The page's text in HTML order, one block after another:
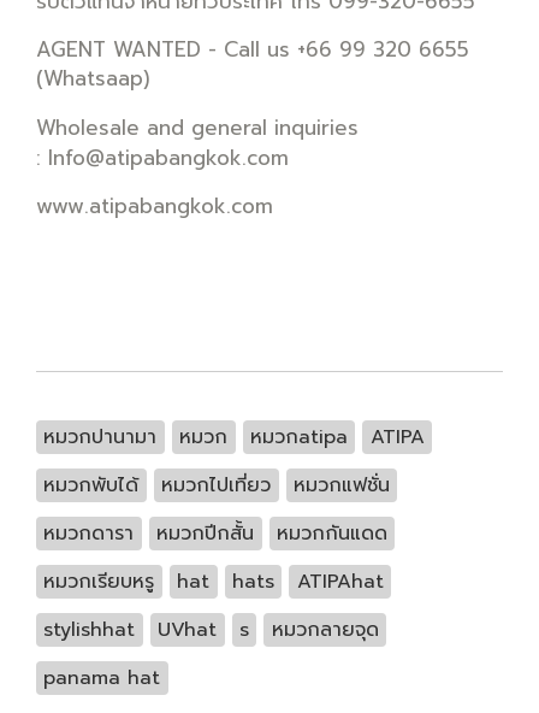
AGENT WANTED - Call us +66 99 320 6655
(Whatsaap)
Wholesale and general inquiries
: Info@atipabangkok.com
www.atipabangkok.com
หมวกปานามา หมวก หมวกatipa
ATIPA
หมวกพับได้
หมวกไปเที่ยว
หมวกแฟชั่น
หมวกดารา
หมวกปีกสั้น
หมวกกันแดด
หมวกเรียบหรู
hat hats
ATIPAhat
stylishhat
UVhat s
หมวกลายจุด
panama hat